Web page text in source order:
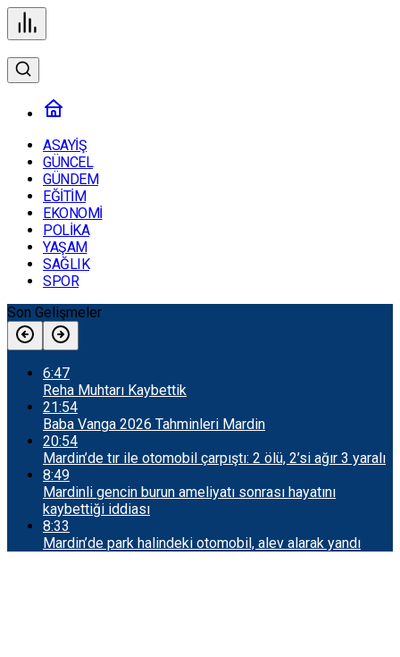
ASAYİŞ
GÜNCEL
GÜNDEM
EĞİTİM
EKONOMİ
POLİKA
YAŞAM
SAĞLIK
SPOR
Son Gelişmeler
6:47
Reha Muhtarı Kaybettik
21:54
Baba Vanga 2026 Tahminleri Mardin
20:54
Mardin’de tır ile otomobil çarpıştı: 2 ölü, 2’si ağır 3 yaralı
8:49
Mardinli gencin burun ameliyatı sonrası hayatını
kaybettiği iddiası
8:33
Mardin’de park halindeki otomobil, alev alarak yandı